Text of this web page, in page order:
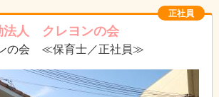
正社員
法人 クレヨンの会
の会 ≪保育士／正社員≫